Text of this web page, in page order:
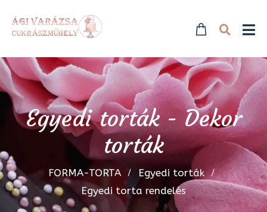
Egyedi torták - Dekor
torták
FORMA-TORTA
Egyedi torták
Egyedi torta rendelés